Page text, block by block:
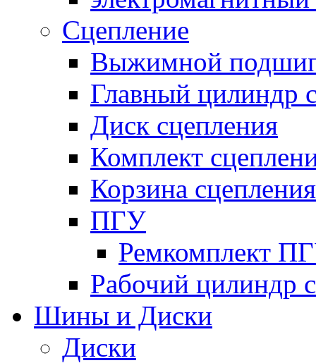
Сцепление
Выжимной
Главный цилиндр
Диск сцепления
Комплект
Корзина сцепления
ПГУ
Ремкомплект
Рабочий цилиндр
Шины и Диски
Диски